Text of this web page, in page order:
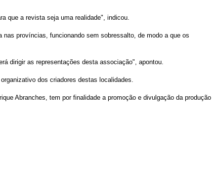
que a revista seja uma realidade", indicou.
províncias, funcionando sem sobressalto, de modo a que os
dirigir as representações desta associação", apontou.
dos criadores destas localidades.
Abranches, tem por finalidade a promoção e divulgação da produção